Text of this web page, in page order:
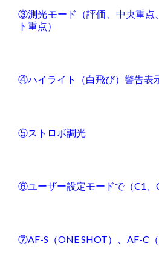
③測光モード（評価、中央重点
ト重点）
④ハイライト（白飛び）警告表
⑤ストロボ調光
⑥ユーザー設定モードで（C1、
⑦AF-S（ONE SHOT）、AF-C（